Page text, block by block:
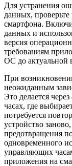
Для устранения
данных,
смартфона.
данных и
версия
требованиям
ОС до актуальной
При
неожиданным
Это делается
часах, где
потребуется
устройство
предотвращения
одновременного
управляющих
приложения на